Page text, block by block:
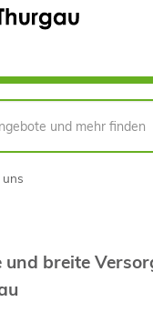
uns
breite